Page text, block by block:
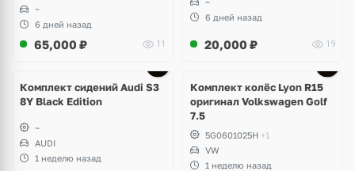
~
6 дней назад
65,000 ₽ 11
6 дней назад
20,000 ₽ 19
Комплект сидений Audi S3
8Y Black Edition
~
AUDI
1 неделю назад
Комплект колёс Lyon R15
оригинал Volkswagen Golf
7.5
5G0601025H +1
VW
1 неделю назад